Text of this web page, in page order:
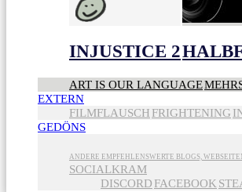
INJUSTICE 2
ART IS OUR LANGUAGE
EXTERN
FILMFLAUSCH FRIGHTENING
GEDÖNS
ANDERE EMPFEHLENSWERTE BLOGS,
SOCIALKRAM
DISCORD FACEBOOK